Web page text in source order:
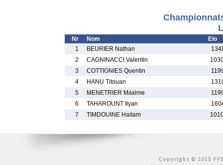
Nr Nom
Elo
1
BEURIER Nathan
2
CAGNINACCI Valentin
3
COTTIGNIES Quentin
4
HANU Titouan
5
MENETRIER Maxime
6
TAHAROUNT Ilyan
7
TIMDOUINE Haitam
Copyright © 2015